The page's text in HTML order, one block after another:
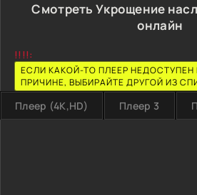
Смотреть Укрощение
онлайн
!!!!:
ЕСЛИ КАКОЙ-ТО ПЛЕЕР
ПРИЧИНЕ, ВЫБИРАЙТЕ ДРУГОЙ ИЗ
Плеер (4K,HD) Плеер 3